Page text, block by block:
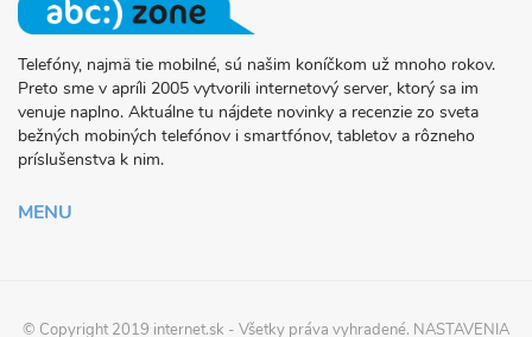
O
PROJEKTE
FONY.SK
Telefóny, najmä tie mobilné, sú našim koníčkom už mnoho rokov.
Preto sme v apríli 2005 vytvorili internetový server, ktorý sa im
venuje naplno. Aktuálne tu nájdete novinky a recenzie zo sveta
bežných mobiných telefónov i smartfónov, tabletov a rôzneho
príslušenstva k nim.
MENU
© Copyright 2019 internet.sk - Všetky práva vyhradené. NASTAVENIA